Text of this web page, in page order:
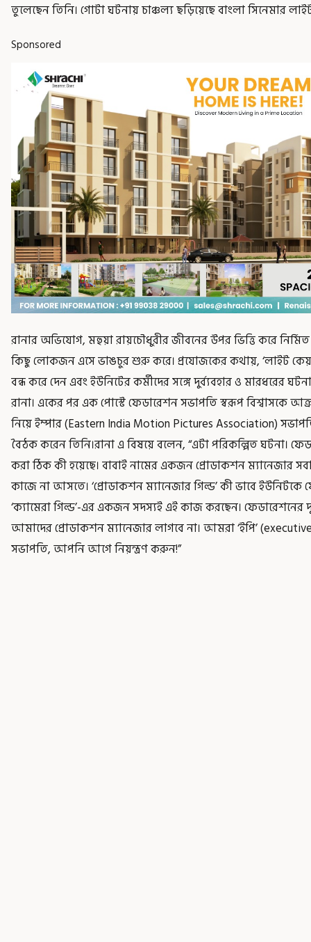
তুলেছেন তিনি। গোটা ঘটনায় চাঞ্চল্য ছড়িয়েছে বাংলা সিনেমার
Sponsored
রানার অভিযোগ, মহুয়া রায়চৌধুরীর জীবনের উপর ভিত্তি করে
কিছু লোকজন এসে ভাঙচুর শুরু করে। প্রযোজকের কথায়, ‘লাইট
বন্ধ করে দেন এবং ইউনিটের কর্মীদের সঙ্গে দুর্ব্যবহার ও মারধরের
রানা। একের পর এক পোস্টে ফেডারেশন সভাপতি স্বরূপ বিশ্বাসকে
নিয়ে ইম্পার (Eastern India Motion Pictures Association)
বৈঠক করেন তিনি।রানা এ বিষয়ে বলেন, “এটা পরিকল্পিত ঘটনা।
করা ঠিক কী হয়েছে। বাবাই নামের একজন প্রোডাকশন
কাজে না আসতে। ‘প্রোডাকশন ম্যানেজার গিল্ড’ কী ভাবে
‘ক্যামেরা গিল্ড’-এর একজন সদস্যই এই কাজ করছেন।
আমাদের প্রোডাকশন ম্যানেজার লাগবে না। আমরা ‘ইপি’
সভাপতি, আপনি আগে নিয়ন্ত্রণ করুন!”